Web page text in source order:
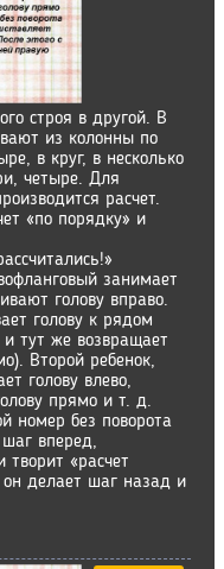
строя в другой. В
из колонны по
в круг, в несколько
четыре. Для
расчет.
«по порядку» и
занимает
голову вправо.
голову к рядом
тут же возвращает
Второй ребенок,
голову влево,
прямо и т. д.
номер без поворота
шаг вперед,
творит «расчет
он делает шаг назад и